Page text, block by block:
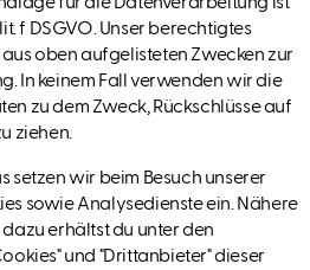
lit. f DSGVO. Unser berechtigtes
aus oben aufgelisteten Zwecken zur
In keinem Fall verwenden wir die
zu dem Zweck, Rückschlüsse auf
ziehen.
setzen wir beim Besuch unserer
sowie Analysedienste ein. Nähere
erhältst du unter den
und "Drittanbieter" dieser